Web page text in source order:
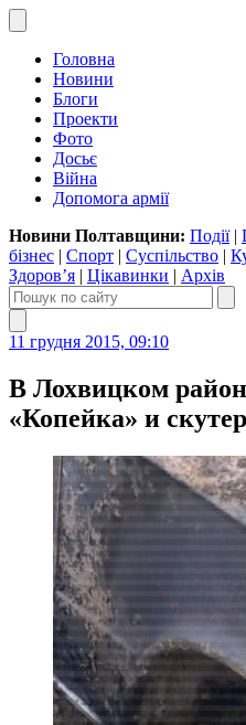
Головна
Новини
Блоги
Проекти
Фото
Досьє
Війна
Допомога армії
Новини Полтавщини: Події|
бізнес | Спорт | Суспільство |
Здоров’я | Цікавинки | Архів
11 грудня 2015, 09:10
В Лохвицком
«Копейка» и скутер